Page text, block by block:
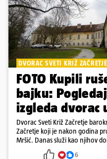
DVORAC SVETI KRIŽ ZAČRETJE
FOTO Kupili
bajku:
izgleda dvorac
Dvorac Sveti Križ Začretje
Začretje koji je nakon godina
Mršić. Danas služi kao njihov
davno zaboravljenog vremena
6